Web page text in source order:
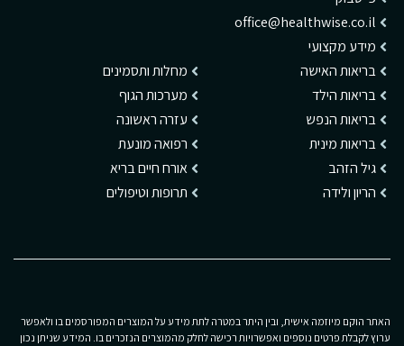
office@healthwise.co.il
מידע מקצועי
בריאות האישה
בריאות הילד
בריאות הנפש
בריאות מינית
גיל הזהב
הריון ולידה
מחלות ותסמינים
מערכות הגוף
עזרה ראשונה
רפואה מונעת
אורח חיים בריא
תרופות וטיפולים
האתר הוקם מיוזמה אישית, ובין היתר במטרה לתת מידע על המוצרים המפורסמים בו ולאפשר
ערוץ לקבלת פרטים נוספים ואפשרויות רכישה לחלק מהמוצרים הנזכרים בו. המידע שניתן נכון